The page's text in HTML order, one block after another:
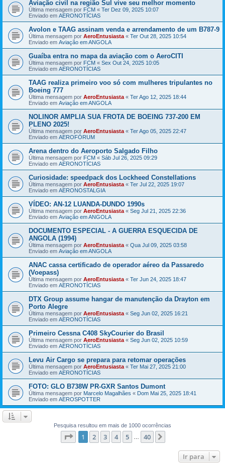
Aviação civil na região Sul vive seu melhor momento
Última mensagem por FCM « Ter Dez 09, 2025 10:07
Enviado em AERONOTÍCIAS
Avolon e TAAG assinam venda e arrendamento de um B787-9
Última mensagem por AeroEntusiasta « Ter Out 28, 2025 10:54
Enviado em Aviação em ANGOLA
Guaíba entra no mapa da aviação com o AeroCITI
Última mensagem por FCM « Sex Out 24, 2025 10:05
Enviado em AERONOTÍCIAS
TAAG realiza primeiro voo só com mulheres tripulantes no
Boeing 777
Última mensagem por AeroEntusiasta « Ter Ago 12, 2025 18:44
Enviado em Aviação em ANGOLA
NOLINOR AMPLIA SUA FROTA DE BOEING 737-200 EM
PLENO 2025!
Última mensagem por AeroEntusiasta « Ter Ago 05, 2025 22:47
Enviado em AEROFÓRUM
Arena dentro do Aeroporto Salgado Filho
Última mensagem por FCM « Sáb Jul 26, 2025 09:29
Enviado em AERONOTÍCIAS
Curiosidade: speedpack dos Lockheed Constellations
Última mensagem por AeroEntusiasta « Ter Jul 22, 2025 19:07
Enviado em AERONOSTALGIA
VÍDEO: AN-12 LUANDA-DUNDO 1990s
Última mensagem por AeroEntusiasta « Seg Jul 21, 2025 22:36
Enviado em Aviação em ANGOLA
DOCUMENTO ESPECIAL - A GUERRA ESQUECIDA DE
ANGOLA (1994)
Última mensagem por AeroEntusiasta « Qua Jul 09, 2025 03:58
Enviado em Aviação em ANGOLA
ANAC cassa certificado de operador aéreo da Passaredo
(Voepass)
Última mensagem por AeroEntusiasta « Ter Jun 24, 2025 18:47
Enviado em AERONOTÍCIAS
DTX Group assume hangar de manutenção da Drayton em
Porto Alegre
Última mensagem por AeroEntusiasta « Seg Jun 02, 2025 16:21
Enviado em AERONOTÍCIAS
Primeiro Cessna C408 SkyCourier do Brasil
Última mensagem por AeroEntusiasta « Seg Jun 02, 2025 10:59
Enviado em AERONOTÍCIAS
Levu Air Cargo se prepara para retomar operações
Última mensagem por AeroEntusiasta « Ter Mai 27, 2025 21:00
Enviado em AERONOTÍCIAS
FOTO: GLO B738W PR-GXR Santos Dumont
Última mensagem por Marcelo Magalhães « Dom Mai 25, 2025 18:41
Enviado em AEROSPOTTER
Pesquisa resultou em mais de 1000 ocorrências
Página de 40
1 2 3 4 5 40
Ir para